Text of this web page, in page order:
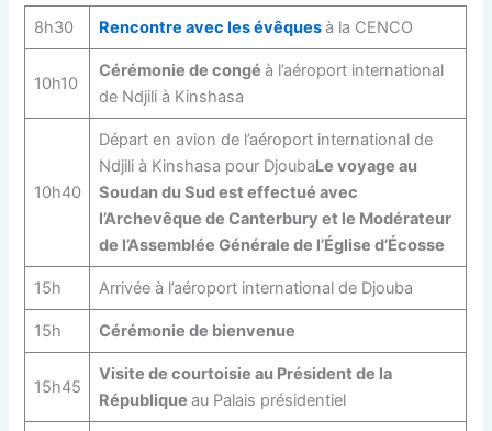
8h30 Rencontre avec les évêquesà la CENCO
10h10
Cérémonie de congé à l’aéroport international
de Ndjili à Kinshasa
10h40
Départ en avion de l’aéroport international de
Ndjili à Kinshasa pour DjoubaLe voyage au
Soudan du Sud est effectué avec
l’Archevêque de Canterbury et le Modérateur
de l’Assemblée Générale de l’Église d’Écosse
15h Arrivée à l’aéroport international de Djouba
15h Cérémonie de bienvenue
15h45
Visite de courtoisie au Président de la
République au Palais présidentiel